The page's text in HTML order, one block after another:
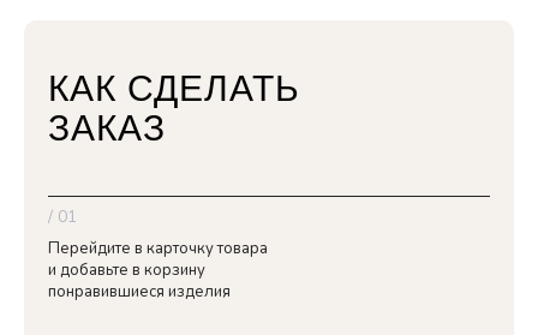
КАК СДЕЛАТЬ
ЗАКАЗ
/ 01
Перейдите в карточку товара
и добавьте в корзину
понравившиеся изделия